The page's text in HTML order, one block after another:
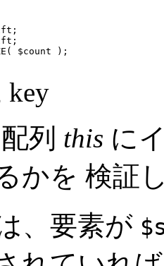
$count );
key
列 this に
かを 検証
、要素が